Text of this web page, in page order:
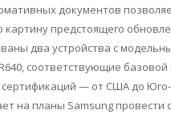
документов
картину предстоящего
два устройства с
соответствующие
сертификаций — от США до
на планы Samsung